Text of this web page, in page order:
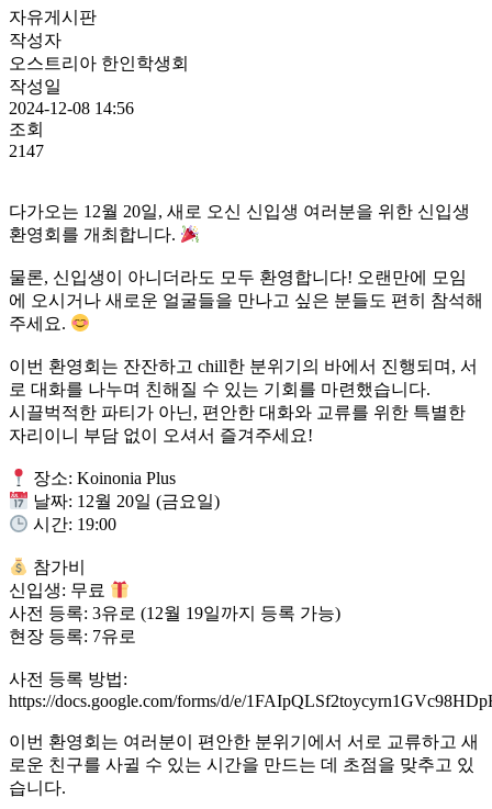
자유게시판
작성자
오스트리아 한인학생회
작성일
2024-12-08 14:56
조회
2147
다가오는 12월 20일, 새로 오신 신입생 여러분을 위한 신입생
환영회를 개최합니다.
물론, 신입생이 아니더라도 모두 환영합니다! 오랜만에 모임
에 오시거나 새로운 얼굴들을 만나고 싶은 분들도 편히 참석해
주세요.
이번 환영회는 잔잔하고 chill한 분위기의 바에서 진행되며, 서
로 대화를 나누며 친해질 수 있는 기회를 마련했습니다.
시끌벅적한 파티가 아닌, 편안한 대화와 교류를 위한 특별한
자리이니 부담 없이 오셔서 즐겨주세요!
장소: Koinonia Plus
날짜: 12월 20일 (금요일)
시간: 19:00
참가비
신입생: 무료
사전 등록: 3유로 (12월 19일까지 등록 가능)
현장 등록: 7유로
사전 등록 방법:
https://docs.google.com/forms/d/e/
이번 환영회는 여러분이 편안한 분위기에서 서로 교류하고 새
로운 친구를 사귈 수 있는 시간을 만드는 데 초점을 맞추고 있
습니다.